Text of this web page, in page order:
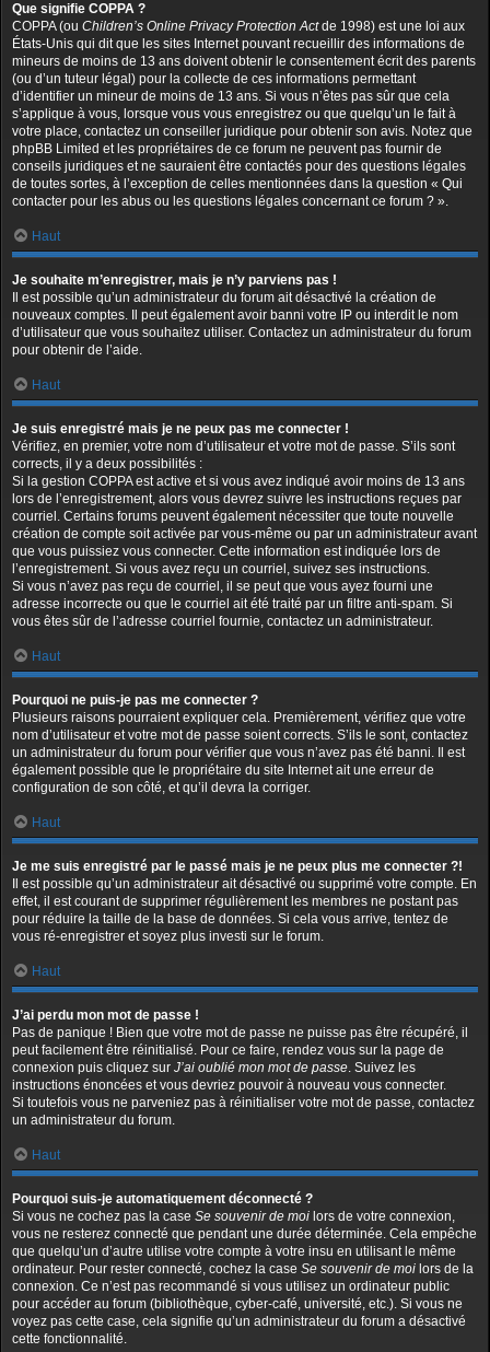
Que signifie COPPA ?
COPPA (ou Children’s Online Privacy Protection Actde 1998) est une loi aux
États-Unis qui dit que les sites Internet pouvant recueillir des informations de
mineurs de moins de 13 ans doivent obtenir le consentement écrit des parents
(ou d’un tuteur légal) pour la collecte de ces informations permettant
d’identifier un mineur de moins de 13 ans. Si vous n’êtes pas sûr que cela
s’applique à vous, lorsque vous vous enregistrez ou que quelqu’un le fait à
votre place, contactez un conseiller juridique pour obtenir son avis. Notez que
phpBB Limited et les propriétaires de ce forum ne peuvent pas fournir de
conseils juridiques et ne sauraient être contactés pour des questions légales
de toutes sortes, à l’exception de celles mentionnées dans la question « Qui
contacter pour les abus ou les questions légales concernant ce forum ? ».
Haut
Je souhaite m’enregistrer, mais je n’y parviens pas !
Il est possible qu’un administrateur du forum ait désactivé la création de
nouveaux comptes. Il peut également avoir banni votre IP ou interdit le nom
d’utilisateur que vous souhaitez utiliser. Contactez un administrateur du forum
pour obtenir de l’aide.
Haut
Je suis enregistré mais je ne peux pas me connecter !
Vérifiez, en premier, votre nom d’utilisateur et votre mot de passe. S’ils sont
corrects, il y a deux possibilités :
Si la gestion COPPA est active et si vous avez indiqué avoir moins de 13 ans
lors de l’enregistrement, alors vous devrez suivre les instructions reçues par
courriel. Certains forums peuvent également nécessiter que toute nouvelle
création de compte soit activée par vous-même ou par un administrateur avant
que vous puissiez vous connecter. Cette information est indiquée lors de
l’enregistrement. Si vous avez reçu un courriel, suivez ses instructions.
Si vous n’avez pas reçu de courriel, il se peut que vous ayez fourni une
adresse incorrecte ou que le courriel ait été traité par un filtre anti-spam. Si
vous êtes sûr de l’adresse courriel fournie, contactez un administrateur.
Haut
Pourquoi ne puis-je pas me connecter ?
Plusieurs raisons pourraient expliquer cela. Premièrement, vérifiez que votre
nom d’utilisateur et votre mot de passe soient corrects. S’ils le sont, contactez
un administrateur du forum pour vérifier que vous n’avez pas été banni. Il est
également possible que le propriétaire du site Internet ait une erreur de
configuration de son côté, et qu’il devra la corriger.
Haut
Je me suis enregistré par le passé mais je ne peux plus me connecter ?!
Il est possible qu’un administrateur ait désactivé ou supprimé votre compte. En
effet, il est courant de supprimer régulièrement les membres ne postant pas
pour réduire la taille de la base de données. Si cela vous arrive, tentez de
vous ré-enregistrer et soyez plus investi sur le forum.
Haut
J’ai perdu mon mot de passe !
Pas de panique ! Bien que votre mot de passe ne puisse pas être récupéré, il
peut facilement être réinitialisé. Pour ce faire, rendez vous sur la page de
connexion puis cliquez sur J’ai oublié mon mot de passe. Suivez les
instructions énoncées et vous devriez pouvoir à nouveau vous connecter.
Si toutefois vous ne parveniez pas à réinitialiser votre mot de passe, contactez
un administrateur du forum.
Haut
Pourquoi suis-je automatiquement déconnecté ?
Si vous ne cochez pas la case Se souvenir de moi lors de votre connexion,
vous ne resterez connecté que pendant une durée déterminée. Cela empêche
que quelqu’un d’autre utilise votre compte à votre insu en utilisant le même
ordinateur. Pour rester connecté, cochez la case Se souvenir de moi lors de la
connexion. Ce n’est pas recommandé si vous utilisez un ordinateur public
pour accéder au forum (bibliothèque, cyber-café, université, etc.). Si vous ne
voyez pas cette case, cela signifie qu’un administrateur du forum a désactivé
cette fonctionnalité.